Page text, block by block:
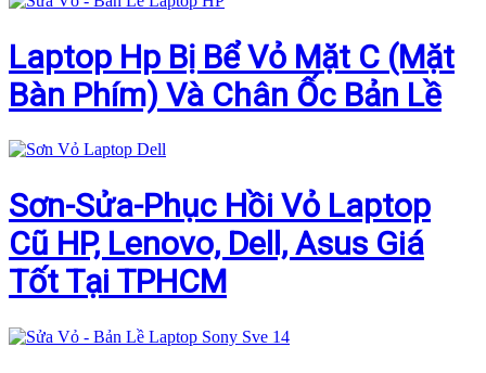
Laptop Hp Bị Bể Vỏ Mặt C (Mặt
Bàn Phím) Và Chân Ốc Bản Lề
Sơn-Sửa-Phục Hồi Vỏ Laptop
Cũ HP, Lenovo, Dell, Asus Giá
Tốt Tại TPHCM